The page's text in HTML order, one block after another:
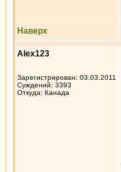
Наверх
Alex123
Зарегистрирован: 03.03.2011
Суждений: 3393
Откуда: Канада